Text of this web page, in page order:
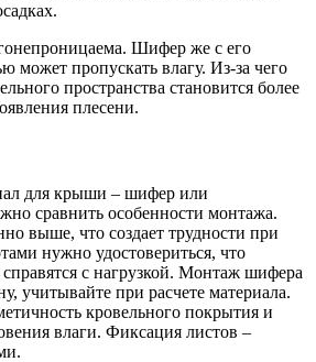
Шифер же с его
может пропускать влагу. Из-за чего
пространства становится более
плесени.
для крыши – шифер или
сравнить особенности монтажа.
выше, что создает трудности при
нужно удостовериться, что
с нагрузкой. Монтаж шифера
учитывайте при расчете материала.
кровельного покрытия и
влаги. Фиксация листов –